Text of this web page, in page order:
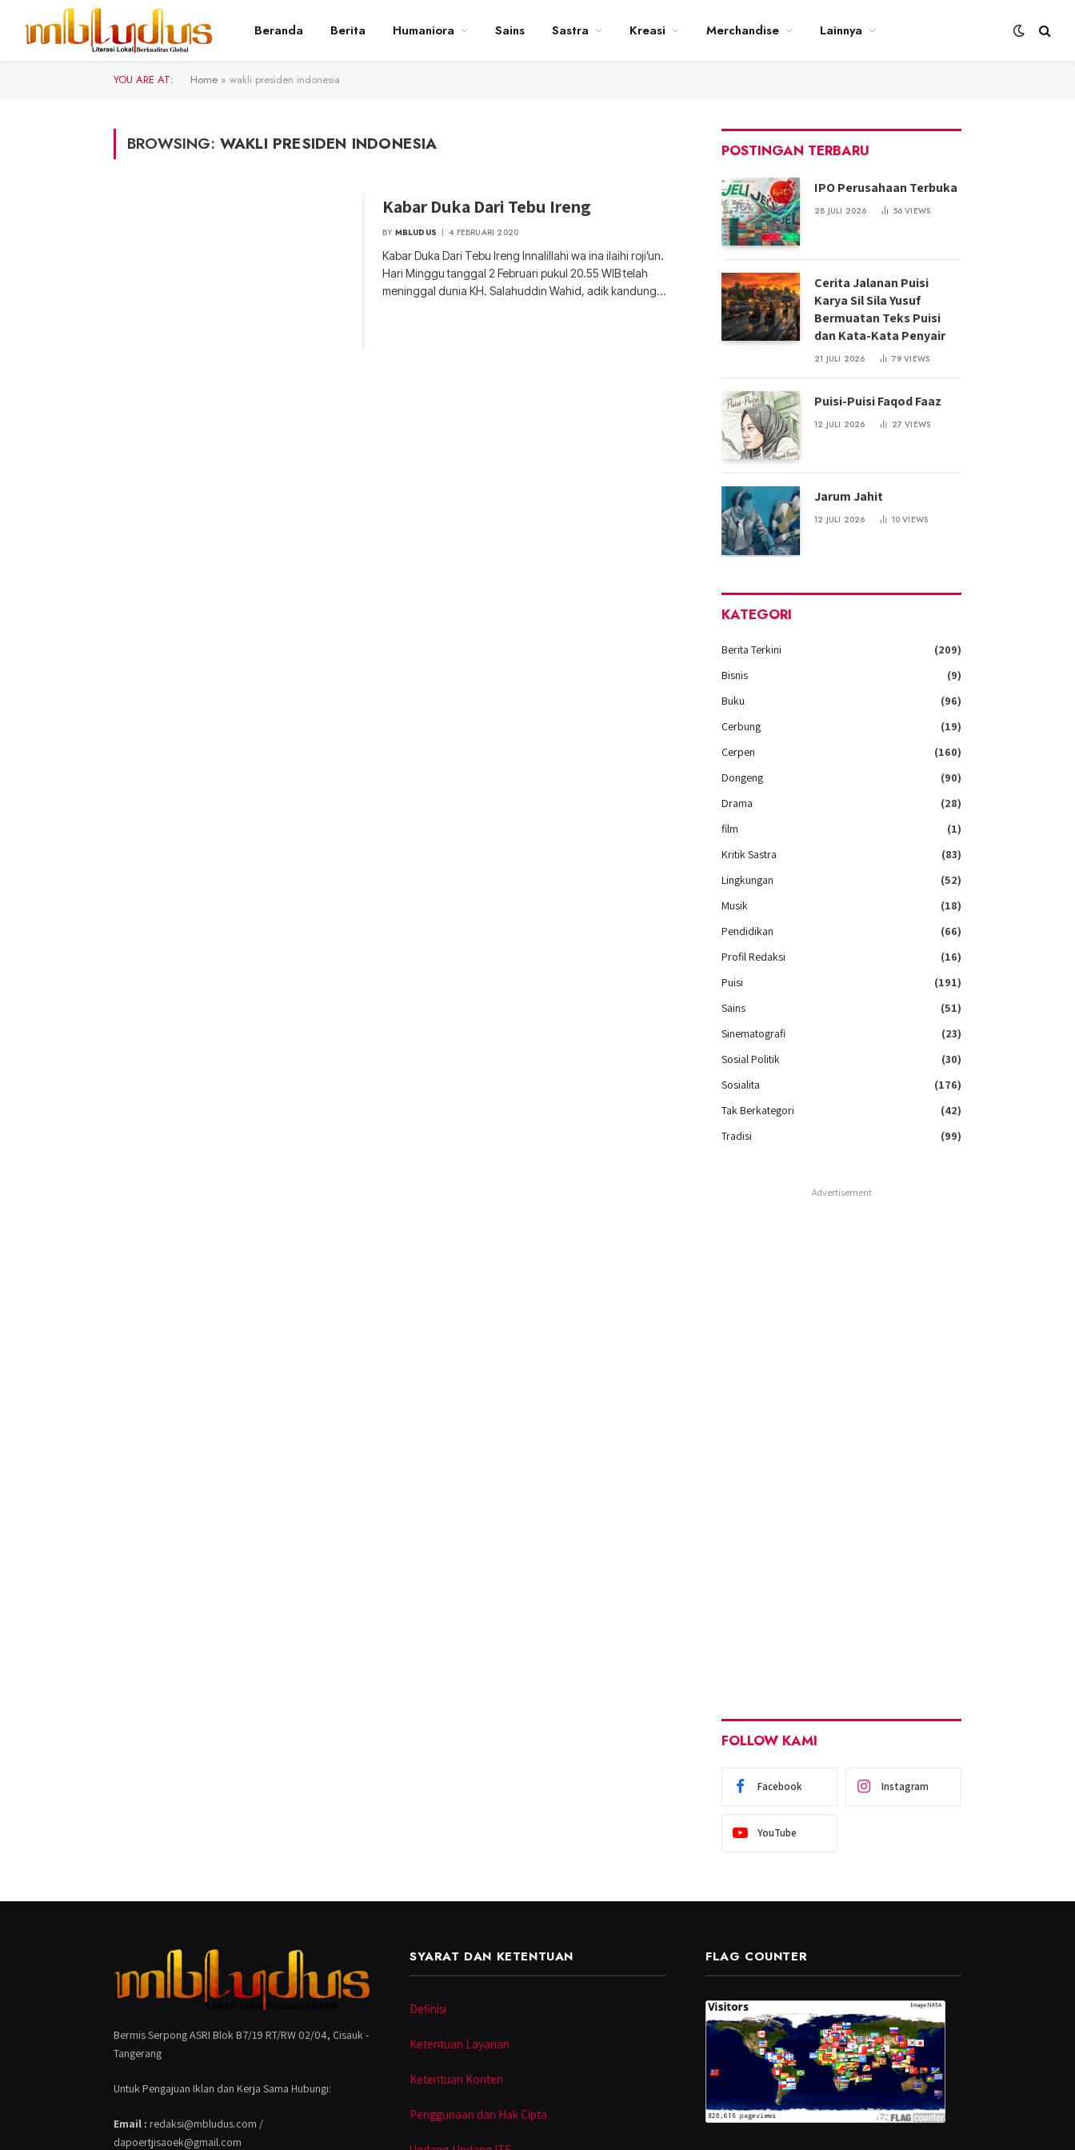
Beranda Berita Humaniora Sains Sastra Kreasi Merchandise Lainnya
YOU ARE AT: Home » wakli presiden indonesia
BROWSING: WAKLI PRESIDEN INDONESIA
Kabar Duka Dari Tebu Ireng
BY MBLUDUS 4 FEBRUARI 2020
Kabar Duka Dari Tebu Ireng Innalillahi wa ina ilaihi roji’un.
Hari Minggu tanggal 2 Februari pukul 20.55 WIB telah
meninggal dunia KH. Salahuddin Wahid, adik kandung…
POSTINGAN TERBARU
IPO Perusahaan Terbuka
28 JULI 2026 56VIEWS
Cerita Jalanan Puisi
Karya Sil Sila Yusuf
Bermuatan Teks Puisi
dan Kata-Kata Penyair
21 JULI 2026 79VIEWS
Puisi-Puisi Faqod Faaz
12 JULI 2026 27VIEWS
Jarum Jahit
12 JULI 2026 10VIEWS
KATEGORI
Berita Terkini
(209)
Bisnis
(9)
Buku
(96)
Cerbung
(19)
Cerpen
(160)
Dongeng
(90)
Drama
(28)
film
(1)
Kritik Sastra
(83)
Lingkungan
(52)
Musik
(18)
Pendidikan
(66)
Profil Redaksi
(16)
Puisi
(191)
Sains
(51)
Sinematografi
(23)
Sosial Politik
(30)
Sosialita
(176)
Tak Berkategori
(42)
Tradisi
(99)
Advertisement
FOLLOW KAMI
Facebook Instagram
YouTube
Bermis Serpong ASRI Blok B7/19 RT/RW 02/04, Cisauk -
Tangerang
Untuk Pengajuan Iklan dan Kerja Sama Hubungi:
Email : redaksi@mbludus.com /
dapoertjisaoek@gmail.com
SYARAT DAN KETENTUAN
Definisi
Ketentuan Layanan
Ketentuan Konten
Penggunaan dan Hak Cipta
FLAG COUNTER